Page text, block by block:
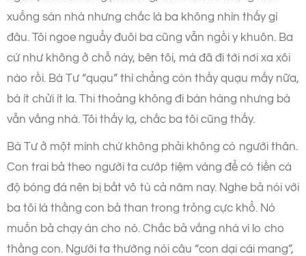
xuống sàn nhà nhưng chắc là ba không nhìn thấy gì
đâu. Tôi ngoe nguẩy đuôi ba cũng vẫn ngồi y khuôn. Ba
cứ như không ở chỗ này, bên tôi, mà đã đi tới nơi xa xôi
nào rồi. Bà Tư “quạu” thì chẳng còn thấy quạu mấy nữa,
bà ít chửi ít la. Thi thoảng không đi bán hàng nhưng bà
vẫn vắng nhà. Tôi thấy lạ, chắc ba tôi cũng thấy.
Bà Tư ở một mình chứ không phải không có người thân.
Con trai bả theo người ta cướp tiệm vàng để có tiền cá
độ bóng đá nên bị bắt vô tù cả năm nay. Nghe bả nói với
ba tôi là thằng con bả than trong trỏng cực khổ. Nó
muốn bả chạy án cho nó. Chắc bả vắng nhà vì lo cho
thằng con. Người ta thường nói câu “con dại cái mang”,